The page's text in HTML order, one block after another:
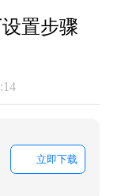
置步骤
立即下载